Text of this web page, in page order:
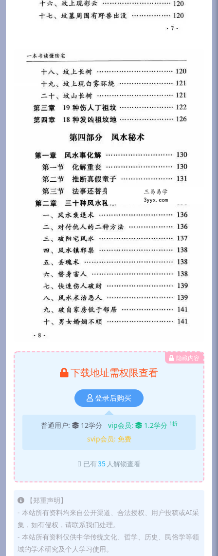
隐藏内容
下载地址需权限查看
登录后购买
普通用户: 12学分 vip会员: 1.2学分 1折
svip会员: 免费
已有35 人解锁查看
【郑重声明】
- 本站所有资料均来自公开渠道、合法授权、用户投稿或AI采
集，如有侵权，请联系我们处理。
- 本站所有资料仅供中华传统文化、哲学、历史、民俗学等领
域的学术研究及个人学习使用。